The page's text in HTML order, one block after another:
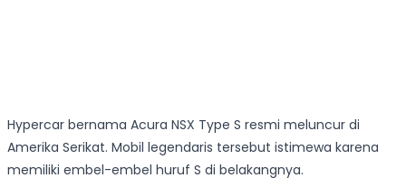
Hypercar bernama Acura NSX Type S resmi meluncur di
Amerika Serikat. Mobil legendaris tersebut istimewa karena
memiliki embel-embel huruf S di belakangnya.